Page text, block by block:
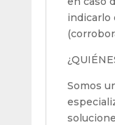
indicarlo
Somos